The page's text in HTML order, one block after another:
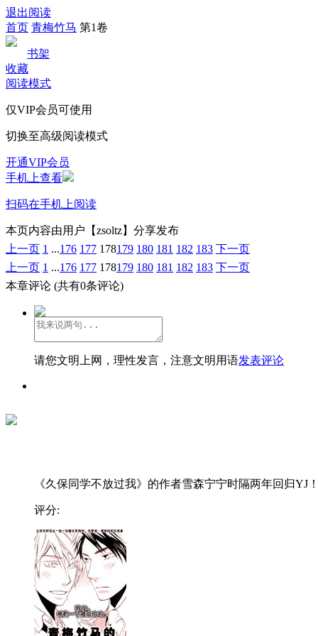
退出阅读
首页 青梅竹马 第1卷
书架
收藏
阅读模式
仅VIP会员可使用
切换至高级阅读模式
开通VIP会员
手机上查看
扫码在手机上阅读
本页内容由用户【zsoltz】分享发布
上一页 1 ...176 177 178179 180 181 182 183 下一页
上一页 1 ...176 177 178179 180 181 182 183 下一页
本章评论 (共有0条评论)
请您文明上网，理性发言，注意文明用语发表评论
《久保同学不放过我》的作者雪森宁宁时隔两年回归YJ
评分: